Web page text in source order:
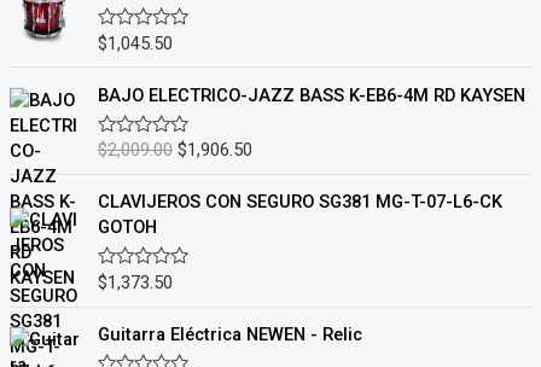
a
d
o
o
n
0
d
e
V
o
a
d
o
o
n
0
d
e
5
$1,045.50
BAJO ELECTRICO-JAZZ BASS K-EB6-4M RD KAYSEN
V
o
r
a
d
o
c
0
d
$2,009.00 E
p
e
o
o
$1,906.50E
p
o
CLAVIJEROS CON SEGURO SG381 MG-T-07-L6-CK
GOTOH
V
o
$1,373.50
Guitarra Eléctrica NEWEN - Relic